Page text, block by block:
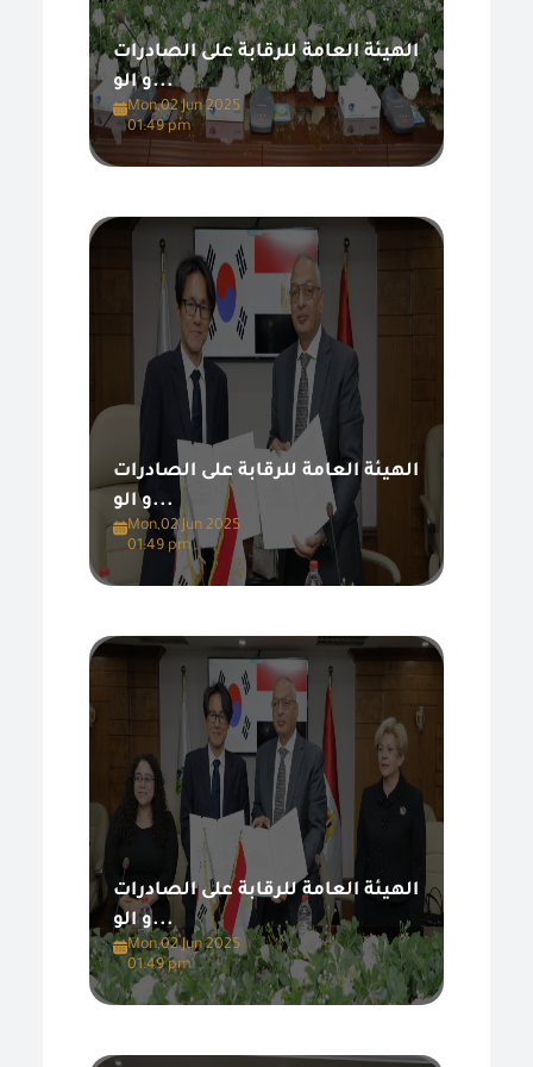
الهيئة العامة للرقابة على الصادرات
و الو...
Mon,02 Jun 2025
01:49 pm
الهيئة العامة للرقابة على الصادرات
و الو...
Mon,02 Jun 2025
01:49 pm
الهيئة العامة للرقابة على الصادرات
و الو...
Mon,02 Jun 2025
01:49 pm